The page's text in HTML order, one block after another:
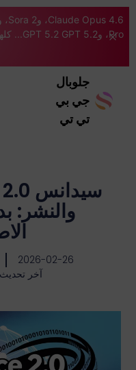
Pro، وGPT 5.2 GPT 5.2... كلها على نظام Pro. 46% OFF
جلوبال
جي بي
تي تي
والنشر:
2026-02-26
آخر تحديث 2026-04-08-2026